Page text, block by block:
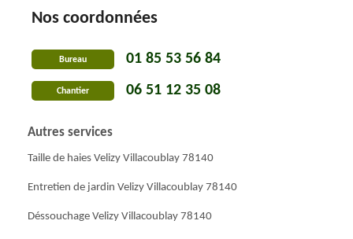
Nos coordonnées
Bureau 01 85 53 56 84
Chantier 06 51 12 35 08
Autres services
Taille de haies Velizy Villacoublay 78140
Entretien de jardin Velizy Villacoublay 78140
Déssouchage Velizy Villacoublay 78140